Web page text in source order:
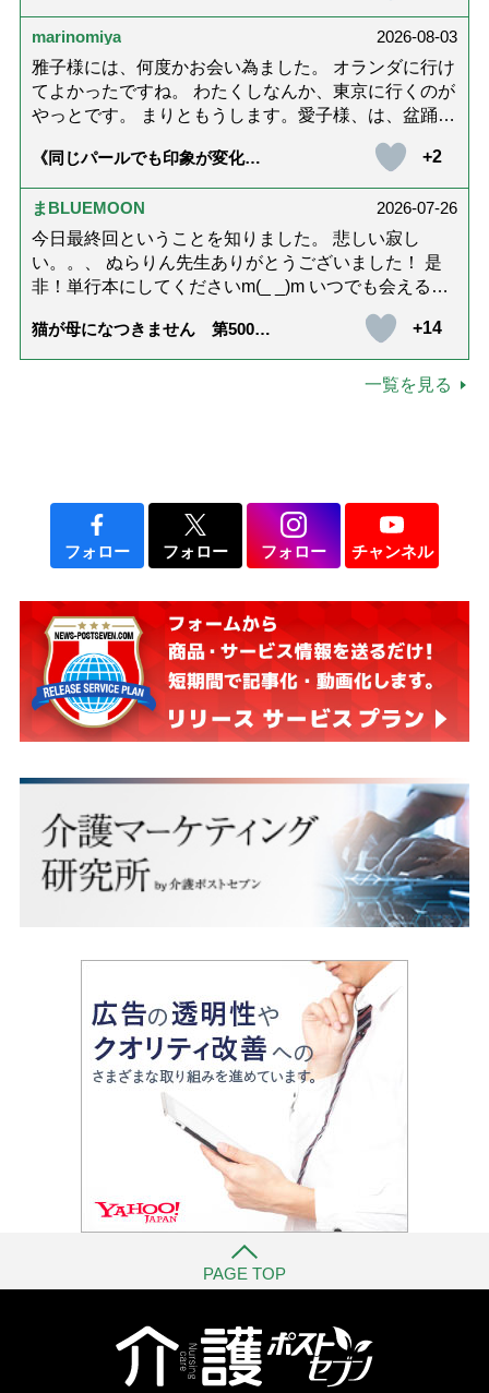
ード思い出したりしながら頑張っていこうと思いま
す。不定期でもいいので、また会えますように。書籍
化も希望です！本当にありがとうございました。
marinomiya
2026-08-03
雅子様には、何度かお会い為ました。 オランダに行け
てよかったですね。 わたくしなんか、東京に行くのが
やっとです。 まりともうします。愛子様、は、盆踊り
《同じパールでも印象が変化》
ネックレス」上品＆涼しげに見
せる4つの法則
+2
まBLUEMOON
2026-07-26
今日最終回ということを知りました。 悲しい寂し
い。。、 ぬらりん先生ありがとうございました！ 是
非！単行本にしてくださいm(_ _)m いつでも会える様
猫が母になつきません 第500話
+14
一覧を見る
フォロー フォロー フォロー チャンネル
PAGE TOP